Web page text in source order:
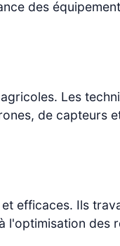
des
Les
de capteurs
efficaces. Ils
l'optimisation des